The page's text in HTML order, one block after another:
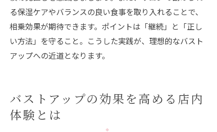
る保湿ケアやバランスの良い食事を取り入れることで、
相乗効果が期待できます。ポイントは「継続」と「正し
い方法」を守ること。こうした実践が、理想的なバスト
アップへの近道となります。
バストアップの効果を高める店内
体験とは